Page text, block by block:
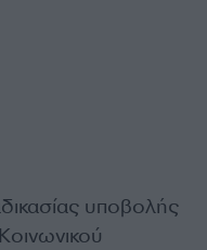
υποβολής